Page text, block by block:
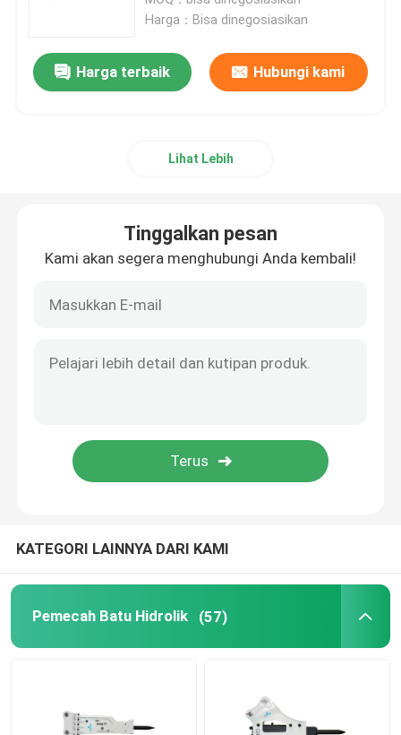
Pahat Pemutus Hidrolik
Bagian Pemutus Hidrolik
penghancur beton
Pulverizer Hidrolik
Mesin Ekskavator Bekas
Harga：Bisa dinegosiasikan
Harga terbaik Hubungi kami
Lihat Lebih
Tinggalkan pesan
Kami akan segera menghubungi Anda kembali!
KATEGORI LAINNYA DARI KAMI
Pemecah Batu Hidrolik (57)